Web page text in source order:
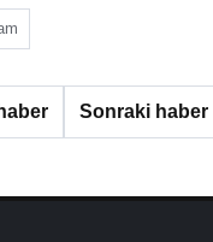
Sonraki haber